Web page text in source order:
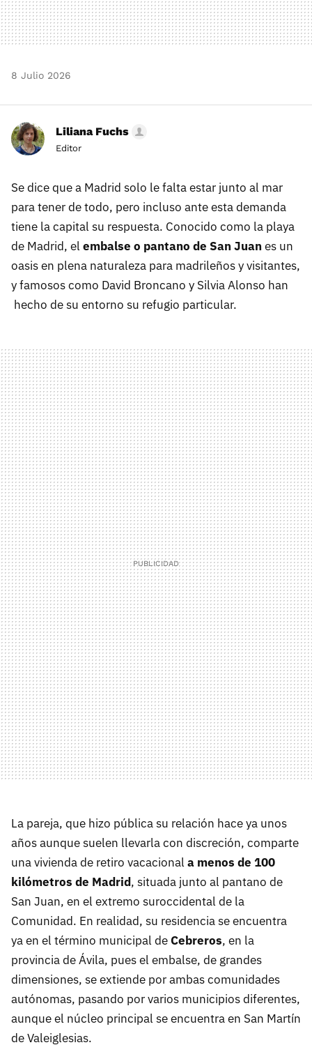
8 Julio 2026
Liliana Fuchs
Editor
Se dice que a Madrid solo le falta estar junto al mar
para tener de todo, pero incluso ante esta demanda
tiene la capital su respuesta. Conocido como la playa
de Madrid, el embalse o pantano de San Juan es un
oasis en plena naturaleza para madrileños y visitantes,
y famosos como David Broncano y Silvia Alonso han
hecho de su entorno su refugio particular.
La pareja, que hizo pública su relación hace ya unos
años aunque suelen llevarla con discreción, comparte
una vivienda de retiro vacacional a menos de 100
kilómetros de Madrid, situada junto al pantano de
San Juan, en el extremo suroccidental de la
Comunidad. En realidad, su residencia se encuentra
ya en el término municipal deCebreros, en la
provincia de Ávila, pues el embalse, de grandes
dimensiones, se extiende por ambas comunidades
autónomas, pasando por varios municipios diferentes,
aunque el núcleo principal se encuentra en San Martín
de Valeiglesias.